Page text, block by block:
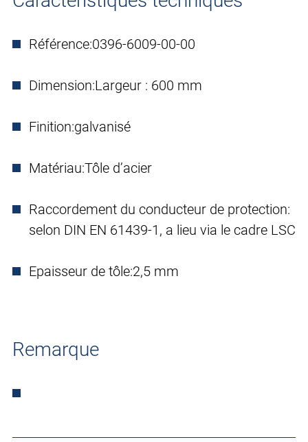
Référence:0396-6009-00-00
Dimension:Largeur : 600 mm
Finition:galvanisé
Matériau:Tôle d’acier
Raccordement du conducteur de protection:
selon DIN EN 61439-1, a lieu via le cadre LSC
Epaisseur de tôle:2,5 mm
Remarque